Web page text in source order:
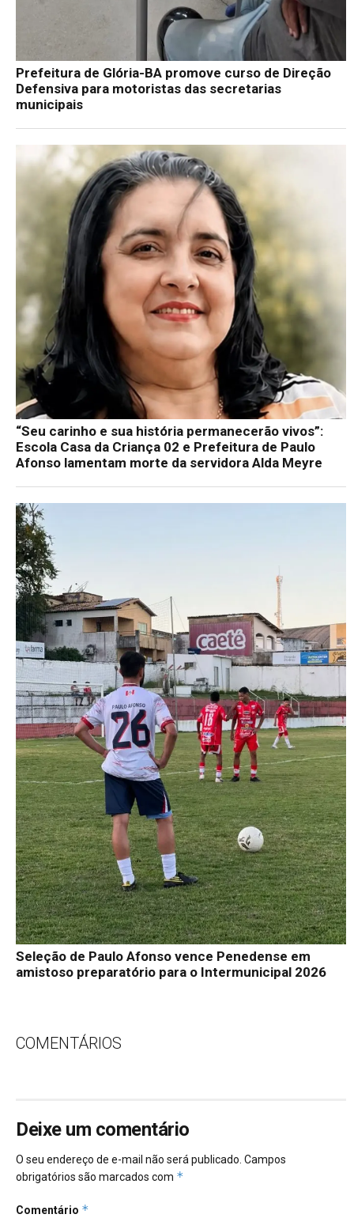
Prefeitura de Glória-BA promove curso de Direção
Defensiva para motoristas das secretarias
municipais
“Seu carinho e sua história permanecerão vivos”:
Escola Casa da Criança 02 e Prefeitura de Paulo
Afonso lamentam morte da servidora Alda Meyre
Seleção de Paulo Afonso vence Penedense em
amistoso preparatório para o Intermunicipal 2026
COMENTÁRIOS
Deixe um comentário
O seu endereço de e-mail não será publicado. Campos
obrigatórios são marcados com *
Comentário *